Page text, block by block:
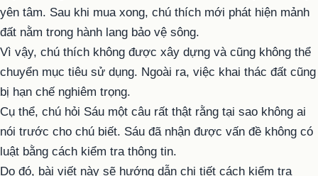
yên tâm. Sau khi mua xong, chú thích mới phát hiện mảnh
đất nằm trong hành lang bảo vệ sông.
Vì vậy, chú thích không được xây dựng và cũng không thể
chuyển mục tiêu sử dụng. Ngoài ra, việc khai thác đất cũng
bị hạn chế nghiêm trọng.
Cụ thể, chú hỏi Sáu một câu rất thật rằng tại sao không ai
nói trước cho chú biết. Sáu đã nhận được vấn đề không có
luật bằng cách kiểm tra thông tin.
Do đó, bài viết này sẽ hướng dẫn chi tiết cách kiểm tra